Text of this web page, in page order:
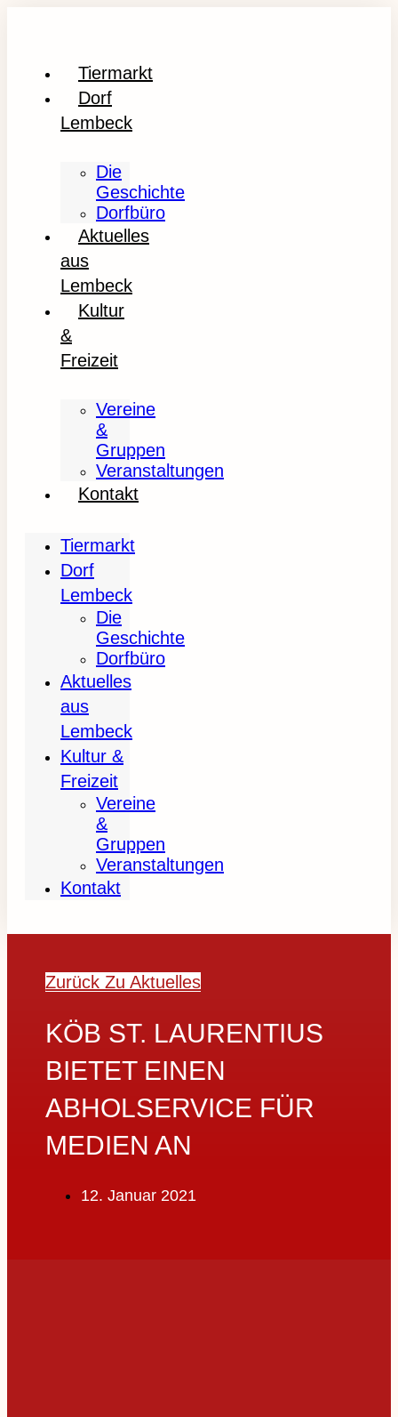
Tiermarkt
Dorf
Lembeck
Die
Geschichte
Dorfbüro
Aktuelles
aus
Lembeck
Kultur
&
Freizeit
Vereine
&
Gruppen
Veranstaltungen
Kontakt
Tiermarkt
Dorf
Lembeck
Die
Geschichte
Dorfbüro
Aktuelles
aus
Lembeck
Kultur &
Freizeit
Vereine
&
Gruppen
Veranstaltungen
Kontakt
Zurück Zu Aktuelles
KÖB ST. LAURENTIUS
BIETET EINEN
ABHOLSERVICE FÜR
MEDIEN AN
12. Januar 2021